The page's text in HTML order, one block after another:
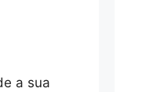
a sua